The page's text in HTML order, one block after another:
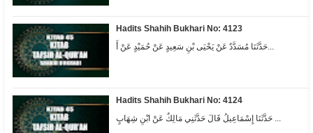
Hadits Shahih Bukhari No: 4123
Hadits Shahih Bukhari No: 4124
حَدَّثَنَا إِسْمَاعِيلُ قَالَ حَدَّثَنِي مَالِكٌ عَنْ ابْنِ شِهَابٍ ...